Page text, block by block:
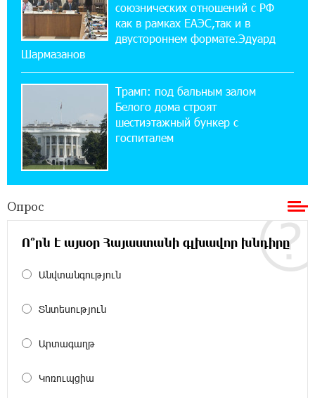
12:17:04 23-07-2026
Против кого вооружается Азербайджан?
Аршак Карапетян
12:04:45 23-07-2026
При поддержке Ucom в спортивной школе
Вайка установлена солнечная
электростанция мощностью 15 кВт
20:50:22 22-07-2026
Новые финансовые навыки на «Давидбекских
играх»: Idram&IDBank
Кругом война. А вас вводят в заблуждение.
Центр продаж и обслуживания Ucom в
— ул. Ереванян, 3/47
15:44:07 17-07-2026
союзнических отношений с РФ
как в рамках ЕАЭС,так и в
двустороннем формате.Эдуард
Шармазанов
Трамп: под бальным залом
Белого дома строят
шестиэтажный бункер с
госпиталем
Опрос
Ո՞րն է այսօր Հայաստանի գլխավոր խնդիրը
Անվտանգություն
Տնտեսություն
Արտագաղթ
Կոռուպցիա